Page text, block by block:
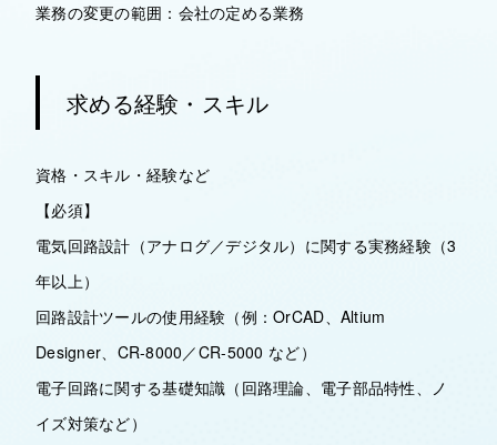
業務の変更の範囲：会社の定める業務
求める経験・スキル
資格・スキル・経験など
【必須】
電気回路設計（アナログ／デジタル）に関する実務経験（3
年以上）
回路設計ツールの使用経験（例：OrCAD、Altium
Designer、CR-8000／CR-5000 など）
電子回路に関する基礎知識（回路理論、電子部品特性、ノ
イズ対策など）